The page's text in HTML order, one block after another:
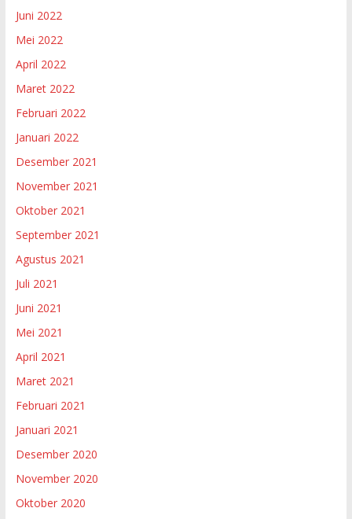
Juni 2022
Mei 2022
April 2022
Maret 2022
Februari 2022
Januari 2022
Desember 2021
November 2021
Oktober 2021
September 2021
Agustus 2021
Juli 2021
Juni 2021
Mei 2021
April 2021
Maret 2021
Februari 2021
Januari 2021
Desember 2020
November 2020
Oktober 2020